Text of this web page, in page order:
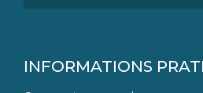
INFORMATIONS